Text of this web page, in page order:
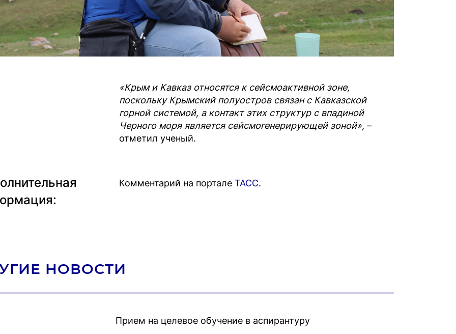
«Крым и Кавказ относятся к сейсмоактивной зоне,
поскольку Крымский полуостров связан с Кавказской
горной системой, а контакт этих структур с впадиной
Черного моря является сейсмогенерирующей зоной», –
отметил ученый.
Комментарий на портале ТАСС.
НОВОСТИ
Прием на целевое обучение в аспирантуру